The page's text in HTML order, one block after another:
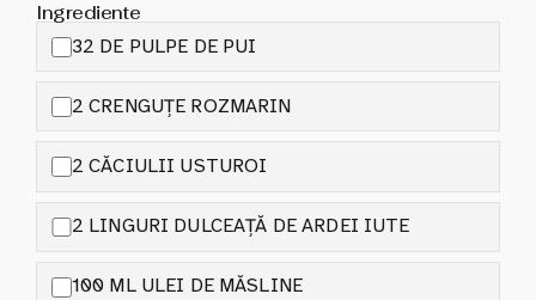
Ingrediente
32 DE PULPE DE PUI
2 CRENGUȚE ROZMARIN
2 CĂCIULII USTUROI
2 LINGURI DULCEAȚĂ DE ARDEI IUTE
100 ML ULEI DE MĂSLINE